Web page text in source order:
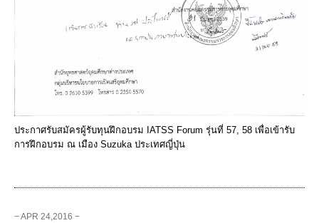
ประกาศรับสมัครผู้รับทุนฝึกอบรม IATSS Forum รุ่นที่ 57, 58 เพื่อเข้ารับ
การฝึกอบรม ณ เมือง Suzuka ประเทศญี่ปุ่น
− APR 24,2016 −